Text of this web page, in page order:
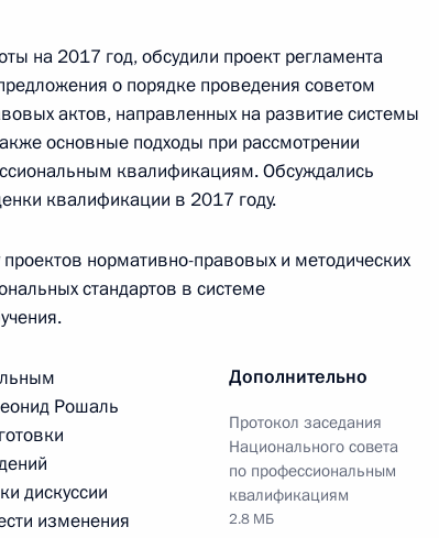
премии Президента
с религиозными
5
на 2017 год, обсудили проект регламента
о порядке проведения советом
актов, направленных на развитие системы
основные подходы при рассмотрении
квалификациям. Обсуждались
квалификации в 2017 году.
нормативно-правовых и методических
стандартов в системе
Дополнительно
Протокол заседания
Национального совета
по профессиональным
квалификациям
2.8 МБ
Рошаль
дискуссии
изменения